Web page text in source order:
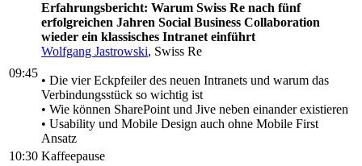
09:45
Erfahrungsbericht: Warum Swiss Re nach fünf
erfolgreichen Jahren Social Business Collaboration
wieder ein klassisches Intranet einführt
Wolfgang Jastrowski, Swiss Re
• Die vier Eckpfeiler des neuen Intranets und warum das
Verbindungsstück so wichtig ist
• Wie können SharePoint und Jive neben einander existieren
• Usability und Mobile Design auch ohne Mobile First
Ansatz
10:30 Kaffeepause